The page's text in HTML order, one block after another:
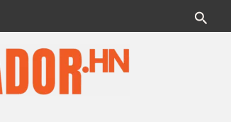
Buscar